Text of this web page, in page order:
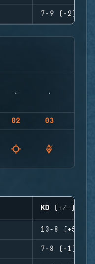
7-9 (-2)
02 03
KD (+/-)
13-8 (+5)
7-8 (-1)